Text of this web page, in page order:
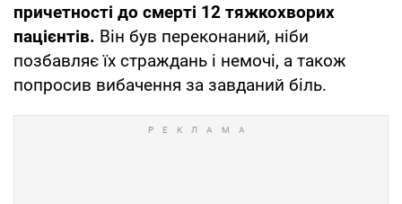
причетності до смерті 12 тяжкохворих
пацієнтів. Він був переконаний, ніби
позбавляє їх страждань і немочі, а також
попросив вибачення за завданий біль.